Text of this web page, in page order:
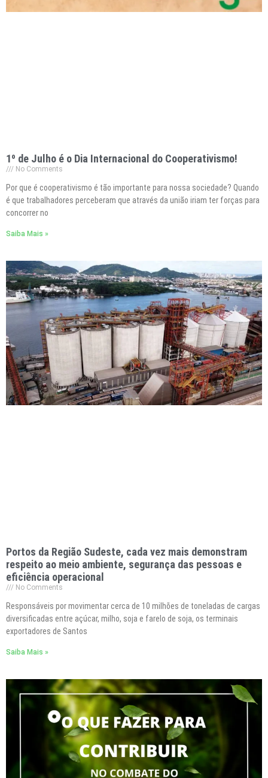
1º de Julho é o Dia Internacional do Cooperativismo!
No Comments
Por que é cooperativismo é tão importante para nossa sociedade? Quando
é que trabalhadores perceberam que através da união iriam ter forças para
concorrer no
Saiba Mais »
Portos da Região Sudeste, cada vez mais demonstram
respeito ao meio ambiente, segurança das pessoas e
eficiência operacional
No Comments
Responsáveis por movimentar cerca de 10 milhões de toneladas de cargas
diversificadas entre açúcar, milho, soja e farelo de soja, os terminais
exportadores de Santos
Saiba Mais »